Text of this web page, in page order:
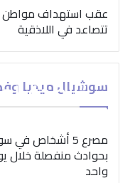
عقب استهداف مواطن
تتصاعد في اللاذقية
سوشيال ميديا
بمناسبة
“الصحة
ضرورة
لمواجهة
مصرع 5 أشخاص في
بحوادث منفصلة خلال
واحد